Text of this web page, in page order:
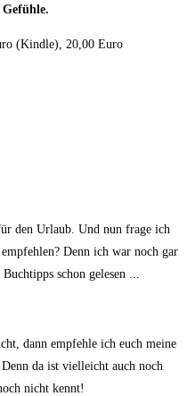
(Kindle), 20,00 Euro
den Urlaub. Und nun frage ich
Denn ich war noch gar
schon gelesen ...
dann empfehle ich euch meine
. Denn da ist vielleicht auch noch
nicht kennt!